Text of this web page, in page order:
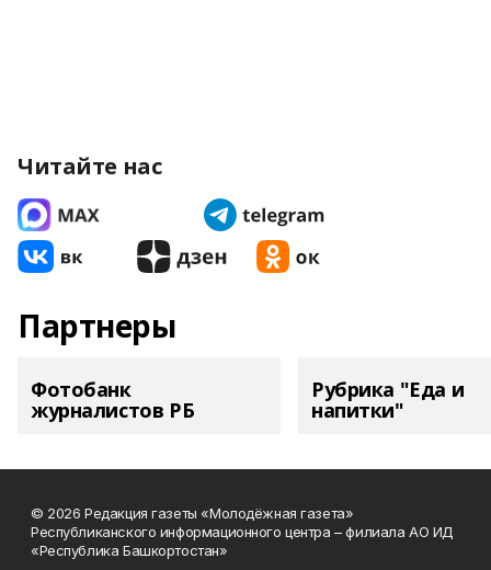
Читайте нас
Партнеры
Фотобанк
журналистов РБ
Рубрика "Еда и
напитки"
© 2026 Редакция газеты «Молодёжная газета»
Республиканского информационного центра – филиала АО ИД
«Республика Башкортостан»